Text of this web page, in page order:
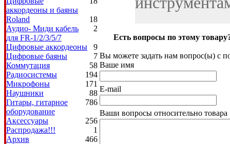
аккордеоны и баяны
18
Roland
2
Аудио- Миди кабель
для FR-1/2/3/5/7
9
Цифровые аккордеоны
7
Цифровые баяны
58
Коммутация
194
Радиосистемы
171
Микрофоны
88
Наушники
786
Гитары, гитарное
оборудование
256
Аксессуары
1
Распродажа!!!
466
Архив
Есть вопросы по этому
Вы можете задать нам вопрос(ы) с
Ваше имя
E-mail
Ваши вопросы относительно товара